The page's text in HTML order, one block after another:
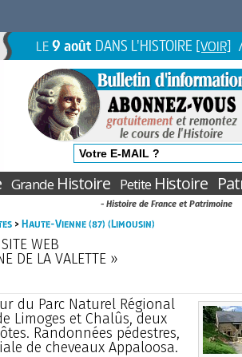
LE9 août DANS L'HISTOIRE [VOIR]
GrandeHistoire PetiteHistoire
- Histoire de France et Patrimoine
>Haute-Vienne (87) (Limousin)
SITE WEB
DE LA VALETTE »
du Parc Naturel Régional
Limoges et Chalûs, deux
Randonnées pédestres,
de cheveaux Appaloosa.